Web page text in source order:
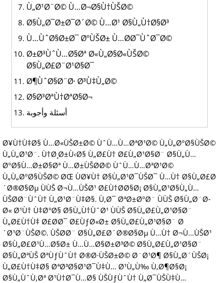
Ù„Ø¹Ø¨Ø© Ù…Ø¬Ø§Ù†ÙŠØ©
Ø§Ù„Ø¯Ø±Ø¯Ø´Ø© Ù…Ø¹ Ø§Ù„Ù†Ø§Ø³
Ù…ÙˆØ§Ø±Ø¯ ØºÙŠØ± Ù…Ø­Ø¯ÙˆØ¯Ø©
Ø±Ø³ÙˆÙ…Ø§Øª Ø«Ù„Ø§Ø«ÙŠØ©
Ø§Ù„Ø£Ø¨Ø¹Ø§Ø¯
Ø¶ÙˆØ§Ø¨Ø· Ø³Ù‡Ù„Ø©
Ø§Ø³ØªÙ†ØªØ§Ø¬
أسئلة وأجوبة
Ø¥Ù†Ù‡Ø§ Ù…Ø«ÙŠØ±Ø© ÙˆÙ…Ù…ØªØ¹Ø© Ù„Ù„ØºØ§ÙŠØ©
Ù„Ù„Ø¹Ø¨. Ù†Ø¸Ø±Ù‹Ø§ Ù„Ø£Ù† Ø£Ù„Ø¹Ø§Ø¨ Ø§Ù„Ù…
ØºØ§Ù…Ø±Ø§Øª Ù…Ø±ÙŠØ­Ø© ÙˆÙ…Ù…ØªØ¹Ø©
Ù„Ù„ØºØ§ÙŠØ© ØŒ ÙØ¥Ù† Ø§Ù„Ø¹Ø¯ÙŠØ¯ Ù…Ù† Ø§Ù„Ø£Ø
´Ø®Ø§Øµ ÙÙŠ Ø¬Ù…ÙŠØ¹ Ø£Ù†Ø­Ø§Ø¡ Ø§Ù„Ø¹Ø§Ù„Ù…
ÙŠØ­Ø¨ÙˆÙ† Ù„Ø¹Ø¨Ù‡Ø§. Ù‚Ø¯ ØªØ±ØºØ¨ ÙÙŠ Ø§Ù„Ø¨Ø­
Ø« Ø¹Ù† Ù‡Ø°Ø§ Ø§Ù„Ù†ÙˆØ¹ ÙÙŠ Ø§Ù„Ø£Ù„Ø¹Ø§Ø¨
Ù„Ø£Ù†Ù‡ Ø£Ø­Ø¯ Ø£ÙƒØ«Ø± Ø§Ù„Ø£Ù„Ø¹Ø§Ø¨ Ø
´Ø¹Ø¨ÙŠØ©. ÙŠØ­Ø¨ Ø§Ù„Ø£Ø´Ø®Ø§Øµ Ù…Ù† Ø¬Ù…ÙŠØ¹
Ø§Ù„Ø£Ø¹Ù…Ø§Ø± Ù…Ù…Ø§Ø±Ø³Ø© Ø§Ù„Ø£Ù„Ø¹Ø§Ø¨
Ø§Ù„ØªÙŠ ØªÙƒÙˆÙ† Ø®Ø·ÙŠØ±Ø© Ø¨Ø¹Ø¶ Ø§Ù„Ø´ÙŠØ¡
Ù„Ø£Ù†Ù‡Ø§ ØªØ³Ø§Ø¹Ø¯Ù‡Ù… Ø¹Ù„Ù‰ Ù‚Ø¶Ø§Ø¡
Ø§Ù„ÙˆÙ‚Øª Ø¹Ù†Ø¯Ù…Ø§ ÙŠÙƒÙˆÙ† Ù„Ø¯ÙŠÙ‡Ù…